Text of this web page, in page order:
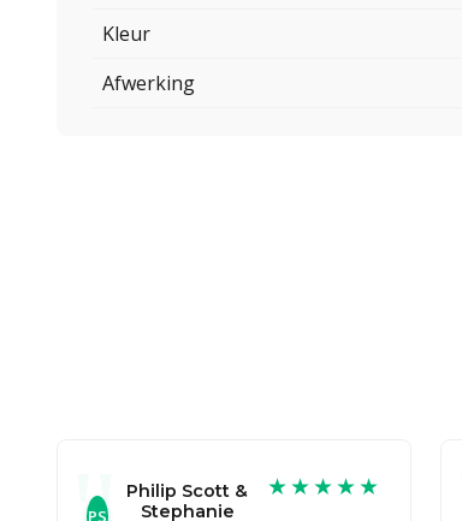
Kleur
Afwerking
PS
Philip Scott &
Stephanie
★★★★★